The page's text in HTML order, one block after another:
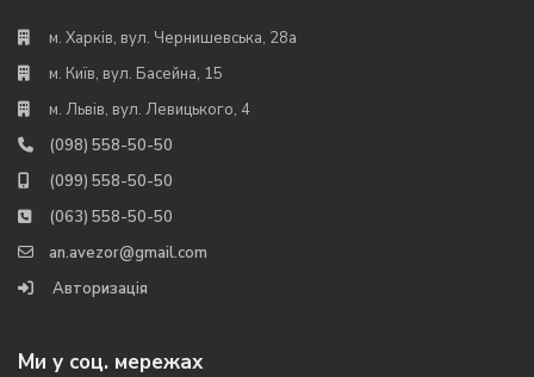
м. Харків, вул. Чернишевська, 28а
м. Київ, вул. Басейна, 15
м. Львів, вул. Левицького, 4
(098) 558-50-50
(099) 558-50-50
(063) 558-50-50
an.avezor@gmail.com
Авторизація
Ми у соц. мережах